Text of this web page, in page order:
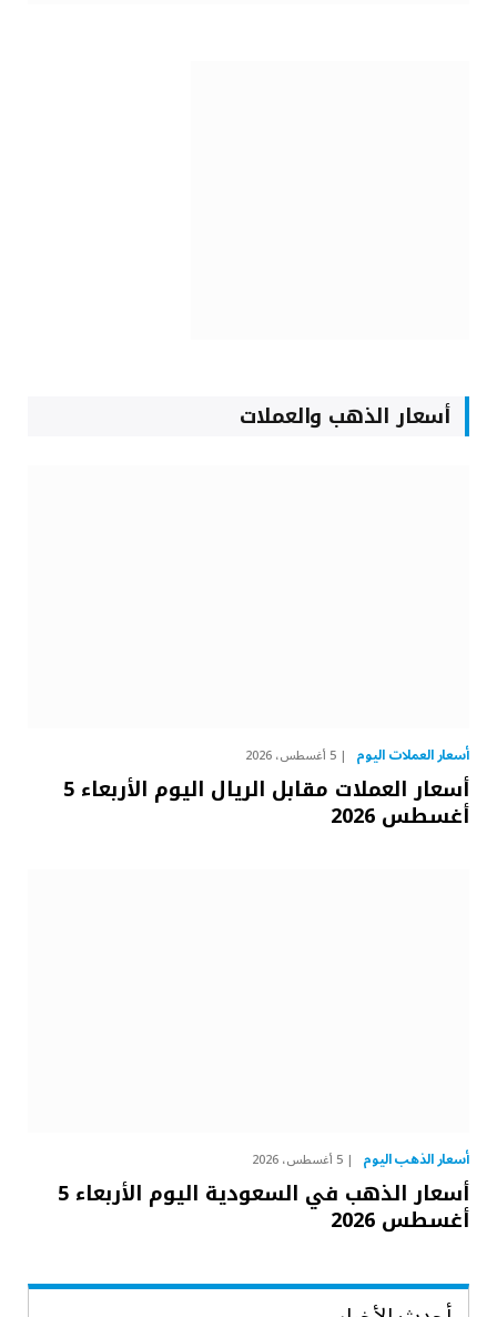
أسعار الذهب والعملات
أسعار العملات اليوم 5 أغسطس، 2026
أسعار العملات مقابل الريال اليوم الأربعاء 5
أغسطس 2026
أسعار الذهب اليوم 5 أغسطس، 2026
أسعار الذهب في السعودية اليوم الأربعاء 5
أغسطس 2026